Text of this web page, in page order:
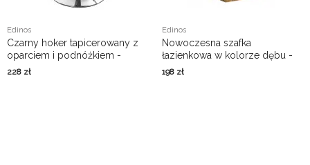
Edinos
Czarny hoker tapicerowany z
oparciem i podnóżkiem -
Melux 3X
228 zł
Edinos
Nowoczesna szafka
łazienkowa w kolorze dębu -
Dafo 4X
198 zł